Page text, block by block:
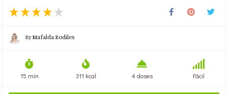
ByMafalda Rodiles
15 min 311 kcal 4 doses Fácil